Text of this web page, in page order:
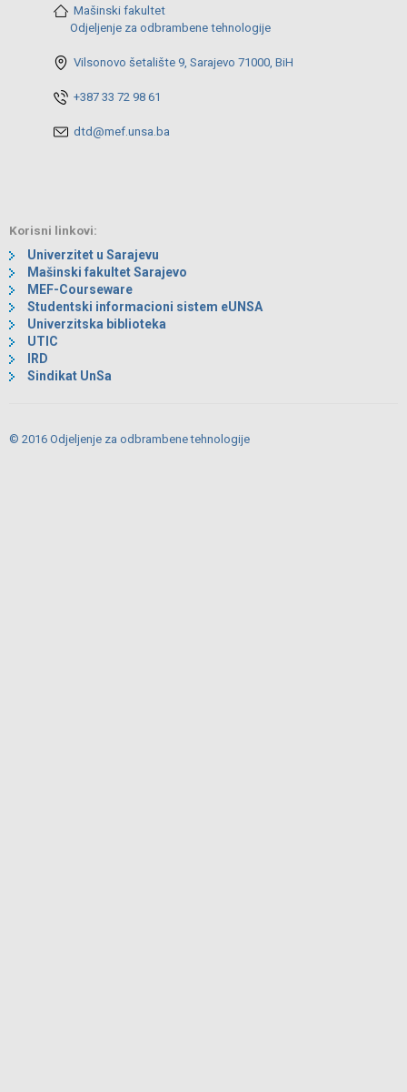
Mašinski fakultet
Odjeljenje za odbrambene tehnologije
Vilsonovo šetalište 9, Sarajevo 71000, BiH
+387 33 72 98 61
dtd@mef.unsa.ba
Korisni linkovi:
Univerzitet u Sarajevu
Mašinski fakultet Sarajevo
MEF-Courseware
Studentski informacioni sistem eUNSA
Univerzitska biblioteka
UTIC
IRD
Sindikat UnSa
© 2016 Odjeljenje za odbrambene tehnologije